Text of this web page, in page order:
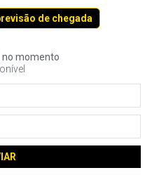
de chegada
no momento